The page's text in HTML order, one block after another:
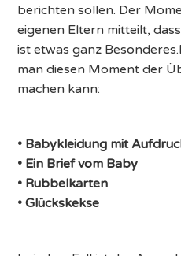
berichten sollen. Der
eigenen Eltern mitteilt,
ist etwas ganz
man diesen Moment der
machen kann:
• Babykleidung mit
• Ein Brief vom Baby
• Rubbelkarten
• Glückskekse